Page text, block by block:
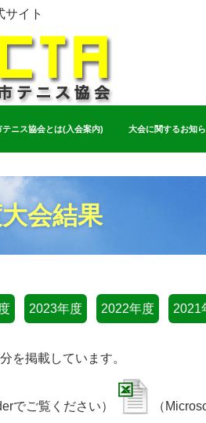
サイト
テニス協会とは(入会案内) 大会に関するお知
会結果
2023年度 2022年度 2021
を掲載しています。
でご覧ください） （